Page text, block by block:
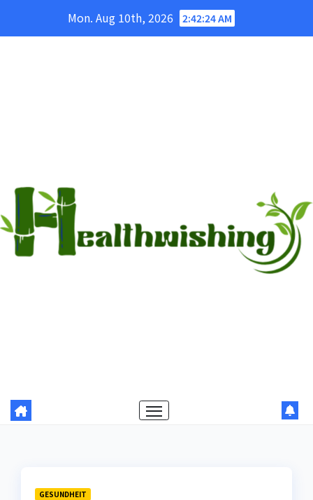
Mon. Aug 10th, 2026 2:42:25 AM
GESUNDHEIT